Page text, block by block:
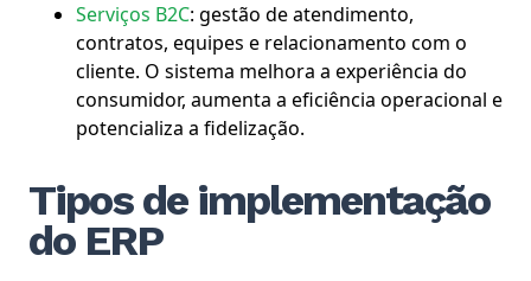
Serviços B2C: gestão de atendimento,
contratos, equipes e relacionamento com o
cliente. O sistema melhora a experiência do
consumidor, aumenta a eficiência operacional e
potencializa a fidelização.
Tipos de implementação
do ERP